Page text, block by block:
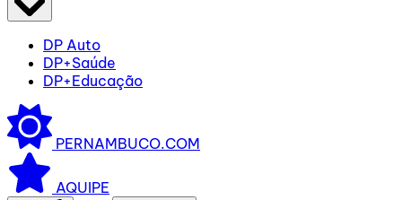
DP Auto
DP+Saúde
DP+Educação
PERNAMBUCO.COM
AQUIPE